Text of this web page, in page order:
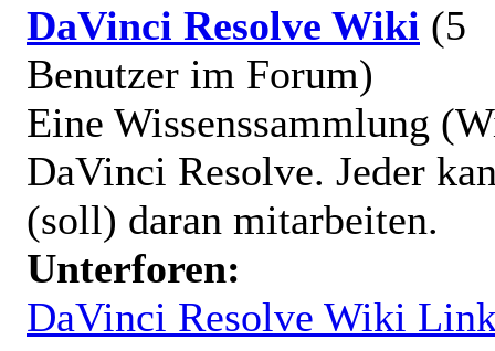
DaVinci Resolve Wiki (5
Benutzer im Forum)
Eine Wissenssammlung
DaVinci Resolve. Jeder
(soll) daran mitarbeiten.
Unterforen:
DaVinci Resolve Wiki